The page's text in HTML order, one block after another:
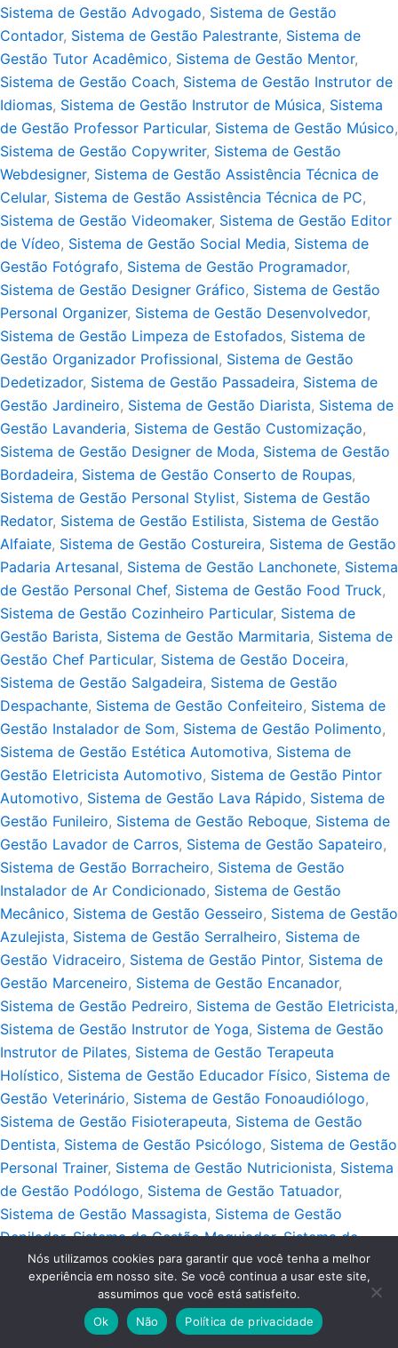
Sistema de Gestão Advogado, Sistema de Gestão
Contador, Sistema de Gestão Palestrante, Sistema de
Gestão Tutor Acadêmico, Sistema de Gestão Mentor,
Sistema de Gestão Coach, Sistema de Gestão Instrutor de
Idiomas, Sistema de Gestão Instrutor de Música, Sistema
de Gestão Professor Particular, Sistema de Gestão Músico,
Sistema de Gestão Copywriter, Sistema de Gestão
Webdesigner, Sistema de Gestão Assistência Técnica de
Celular, Sistema de Gestão Assistência Técnica de PC,
Sistema de Gestão Videomaker, Sistema de Gestão Editor
de Vídeo, Sistema de Gestão Social Media, Sistema de
Gestão Fotógrafo, Sistema de Gestão Programador,
Sistema de Gestão Designer Gráfico, Sistema de Gestão
Personal Organizer, Sistema de Gestão Desenvolvedor,
Sistema de Gestão Limpeza de Estofados, Sistema de
Gestão Organizador Profissional, Sistema de Gestão
Dedetizador, Sistema de Gestão Passadeira, Sistema de
Gestão Jardineiro, Sistema de Gestão Diarista, Sistema de
Gestão Lavanderia, Sistema de Gestão Customização,
Sistema de Gestão Designer de Moda, Sistema de Gestão
Bordadeira, Sistema de Gestão Conserto de Roupas,
Sistema de Gestão Personal Stylist, Sistema de Gestão
Redator, Sistema de Gestão Estilista, Sistema de Gestão
Alfaiate, Sistema de Gestão Costureira, Sistema de Gestão
Padaria Artesanal, Sistema de Gestão Lanchonete, Sistema
de Gestão Personal Chef, Sistema de Gestão Food Truck,
Sistema de Gestão Cozinheiro Particular, Sistema de
Gestão Barista, Sistema de Gestão Marmitaria, Sistema de
Gestão Chef Particular, Sistema de Gestão Doceira,
Sistema de Gestão Salgadeira, Sistema de Gestão
Despachante, Sistema de Gestão Confeiteiro, Sistema de
Gestão Instalador de Som, Sistema de Gestão Polimento,
Sistema de Gestão Estética Automotiva, Sistema de
Gestão Eletricista Automotivo, Sistema de Gestão Pintor
Automotivo, Sistema de Gestão Lava Rápido, Sistema de
Gestão Funileiro, Sistema de Gestão Reboque, Sistema de
Gestão Lavador de Carros, Sistema de Gestão Sapateiro,
Sistema de Gestão Borracheiro, Sistema de Gestão
Instalador de Ar Condicionado, Sistema de Gestão
Mecânico, Sistema de Gestão Gesseiro, Sistema de Gestão
Azulejista, Sistema de Gestão Serralheiro, Sistema de
Gestão Vidraceiro, Sistema de Gestão Pintor, Sistema de
Gestão Marceneiro, Sistema de Gestão Encanador,
Sistema de Gestão Pedreiro, Sistema de Gestão Eletricista,
Sistema de Gestão Instrutor de Yoga, Sistema de Gestão
Instrutor de Pilates, Sistema de Gestão Terapeuta
Holístico, Sistema de Gestão Educador Físico, Sistema de
Gestão Veterinário, Sistema de Gestão Fonoaudiólogo,
Sistema de Gestão Fisioterapeuta, Sistema de Gestão
Dentista, Sistema de Gestão Psicólogo, Sistema de Gestão
Personal Trainer, Sistema de Gestão Nutricionista, Sistema
de Gestão Podólogo, Sistema de Gestão Tatuador,
Sistema de Gestão Massagista, Sistema de Gestão
Depilador,Sistema de Gestão Maquiador,Sistema de
Gestão Esteticista,Sistema de Gestão Pedicure , Sistema
de Gestão Designer de Sobrancelhas,Sistema de Gestão
Sistema de Gestão Cabeleireiro,Sistema de
Gestão Barbeiro,Sistema de Gestão Guincho
Nós utilizamos cookies para garantir que você tenha a melhor
experiência em nosso site. Se você continua a usar este site,
assumimos que você está satisfeito.
Ok
Não Política de privacidade